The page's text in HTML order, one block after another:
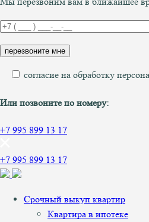
согласие на обработку
Или позвоните по номеру:
+7 995 899 13 17
+7 995 899 13 17
Срочный выкуп квартир
Квартира в ипотеке